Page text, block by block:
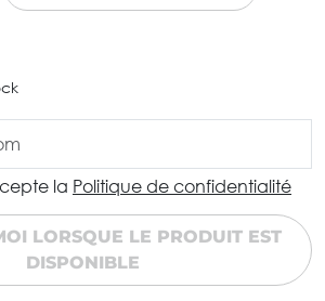
la Politique de confidentialité
LORSQUE LE PRODUIT EST
DISPONIBLE